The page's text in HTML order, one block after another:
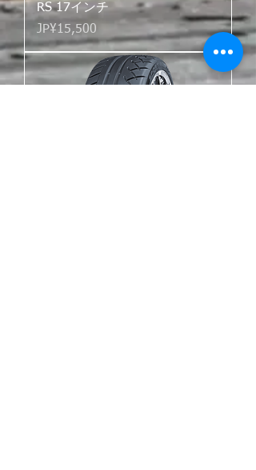
RS 17インチ
가격
JP¥15,500